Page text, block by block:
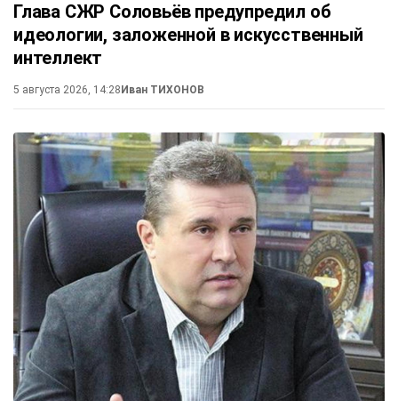
Глава СЖР Соловьёв предупредил об
идеологии, заложенной в искусственный
интеллект
5 августа 2026, 14:28 Иван ТИХОНОВ